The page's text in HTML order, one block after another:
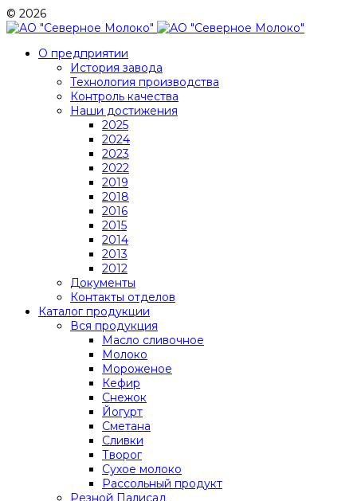
© 2026
О предприятии
История завода
Технология производства
Контроль качества
Наши достижения
2025
2024
2023
2022
2019
2018
2016
2015
2014
2013
2012
Документы
Контакты отделов
Каталог продукции
Вся продукция
Масло сливочное
Молоко
Мороженое
Кефир
Снежок
Йогурт
Сметана
Сливки
Творог
Сухое молоко
Рассольный продукт
Резной Палисад